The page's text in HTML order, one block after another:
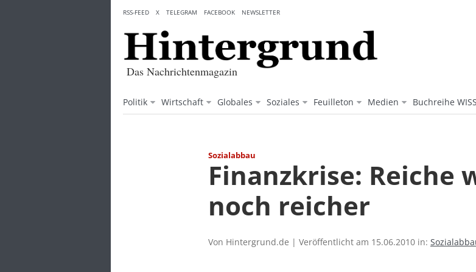
content
Das Nachrichtenmagazin
Politik Wirtschaft Globales Soziales Feuilleton Medien Buchreihe
RSS-FEED X TELEGRAM FACEBOOK NEWSLETTER
Sozialabbau
Finanzkrise: Reiche
noch reicher
Von Hintergrund.de | Veröffentlicht am 15.06.2010 in: